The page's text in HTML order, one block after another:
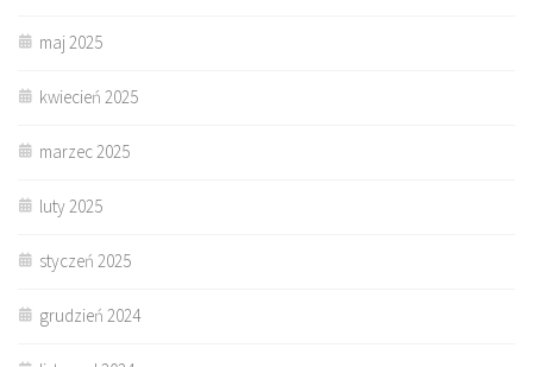
maj 2025
kwiecień 2025
marzec 2025
luty 2025
styczeń 2025
grudzień 2024